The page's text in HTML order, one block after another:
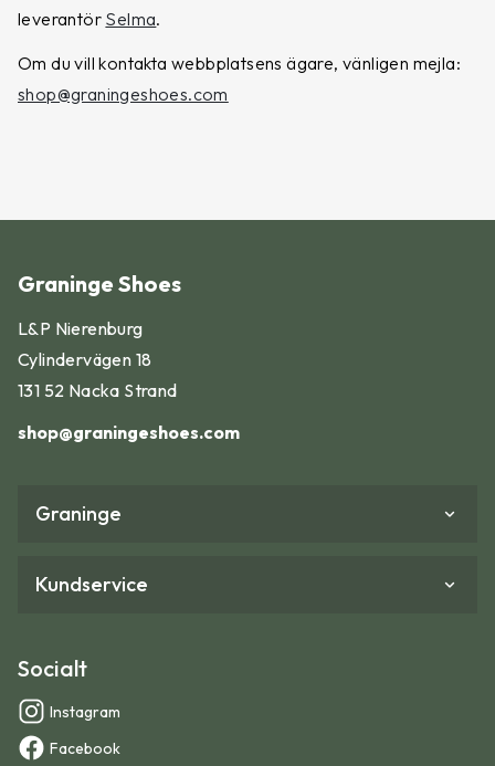
leverantör Selma.
Om du vill kontakta webbplatsens ägare, vänligen mejla:
shop@graningeshoes.com
Graninge Shoes
L&P Nierenburg
Cylindervägen 18
131 52 Nacka Strand
shop@graningeshoes.com
Graninge
Kundservice
Socialt
Instagram
Facebook